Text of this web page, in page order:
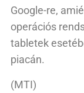
Google-re,
operációs
tabletek
piacán.
(MTI)